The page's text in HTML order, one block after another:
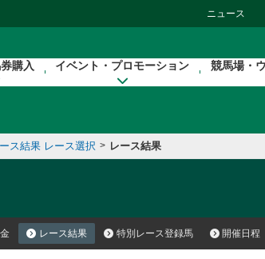
ニュース
購入 イベント・プロモーション 競馬場・
ス結果 レース選択 > レース結果
レース結果 特別レース登録馬 開催日程